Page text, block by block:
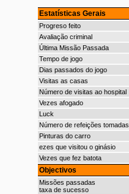
Estatísticas Gerais
Progreso feito
Avaliação criminal
Última Missão Passada
Tempo de jogo
Dias passados do jogo
Visitas as casas
Número de visitas ao hospital
Vezes afogado
Luck
Número de refeições tomadas
Pinturas do carro
ezes que visitou o ginásio
Vezes que fez batota
Objectivos
Missões passadas
taxa de sucesso